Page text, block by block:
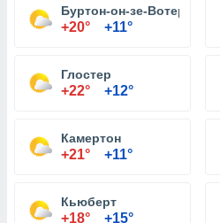
Буртон-он-зе-Вотер
+20° +11°
Глостер
+22° +12°
Камертон
+21° +11°
Кьюберт
+18° +15°